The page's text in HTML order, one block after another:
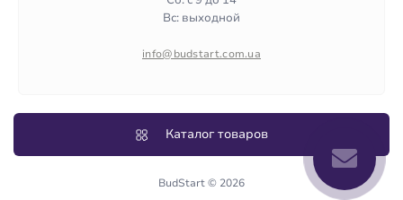
Политика конфиденциальности
Вс: выходной
info@budstart.com.ua
Каталог товаров
BudStart © 2026